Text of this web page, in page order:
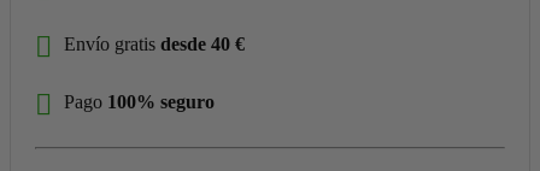
Envío gratis desde 40 €
Pago 100% seguro